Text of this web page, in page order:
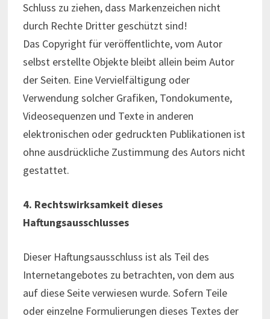
Schluss zu ziehen, dass Markenzeichen nicht
durch Rechte Dritter geschützt sind!
Das Copyright für veröffentlichte, vom Autor
selbst erstellte Objekte bleibt allein beim Autor
der Seiten. Eine Vervielfältigung oder
Verwendung solcher Grafiken, Tondokumente,
Videosequenzen und Texte in anderen
elektronischen oder gedruckten Publikationen ist
ohne ausdrückliche Zustimmung des Autors nicht
gestattet.
4. Rechtswirksamkeit dieses
Haftungsausschlusses
Dieser Haftungsausschluss ist als Teil des
Internetangebotes zu betrachten, von dem aus
auf diese Seite verwiesen wurde. Sofern Teile
oder einzelne Formulierungen dieses Textes der